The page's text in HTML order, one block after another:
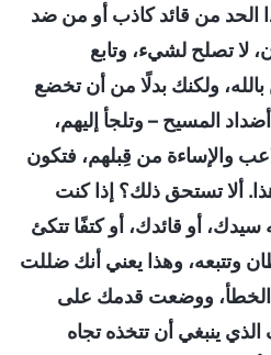
الحد من قائد كاذب أو من ضد
لا تصلح لشيء، وتابع
ولكنك بدلًا من أن تخضع
المسيح – وتلجأ إليهم،
والإساءة من قِبلهم، فتكون
ألا تستحق ذلك؟ إذا كنت
أو قائدك، أو كتفًا تتكئ
وتتبعه، وهذا يعني أنك ضللت
الخطأ، ووضعت قدمك على
ينبغي أن تتخذه تجاه